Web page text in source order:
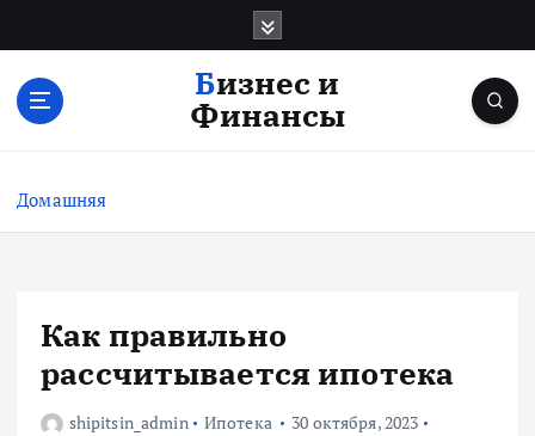
с
Бизнес и
Финансы
Домашняя
Как правильно
рассчитывается ипотека
shipitsin_admin Ипотека
30 октября, 2023